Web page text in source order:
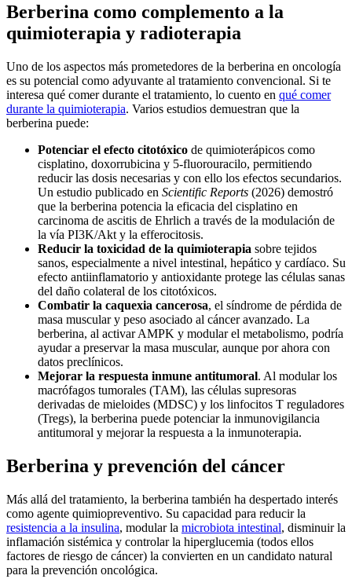
Berberina como complemento a la
quimioterapia y radioterapia
Uno de los aspectos más prometedores de la berberina en oncología
es su potencial como adyuvante al tratamiento convencional. Si te
interesa qué comer durante el tratamiento, lo cuento en qué comer
durante la quimioterapia. Varios estudios demuestran que la
berberina puede:
Potenciar el efecto citotóxico de quimioterápicos como
cisplatino, doxorrubicina y 5-fluorouracilo, permitiendo
reducir las dosis necesarias y con ello los efectos secundarios.
Un estudio publicado en Scientific Reports (2026) demostró
que la berberina potencia la eficacia del cisplatino en
carcinoma de ascitis de Ehrlich a través de la modulación de
la vía PI3K/Akt y la efferocitosis.
Reducir la toxicidad de la quimioterapia sobre tejidos
sanos, especialmente a nivel intestinal, hepático y cardíaco. Su
efecto antiinflamatorio y antioxidante protege las células sanas
del daño colateral de los citotóxicos.
Combatir la caquexia cancerosa, el síndrome de pérdida de
masa muscular y peso asociado al cáncer avanzado. La
berberina, al activar AMPK y modular el metabolismo, podría
ayudar a preservar la masa muscular, aunque por ahora con
datos preclínicos.
Mejorar la respuesta inmune antitumoral. Al modular los
macrófagos tumorales (TAM), las células supresoras
derivadas de mieloides (MDSC) y los linfocitos T reguladores
(Tregs), la berberina puede potenciar la inmunovigilancia
antitumoral y mejorar la respuesta a la inmunoterapia.
Berberina y prevención del cáncer
Más allá del tratamiento, la berberina también ha despertado interés
como agente quimiopreventivo. Su capacidad para reducir la
resistencia a la insulina, modular la microbiota intestinal, disminuir la
inflamación sistémica y controlar la hiperglucemia (todos ellos
factores de riesgo de cáncer) la convierten en un candidato natural
para la prevención oncológica.